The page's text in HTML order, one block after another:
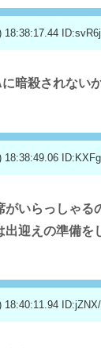
18:38:17.44
暗殺されない
18:38:49.06
がいらっしゃる
出迎えの準備を
18:40:11.94